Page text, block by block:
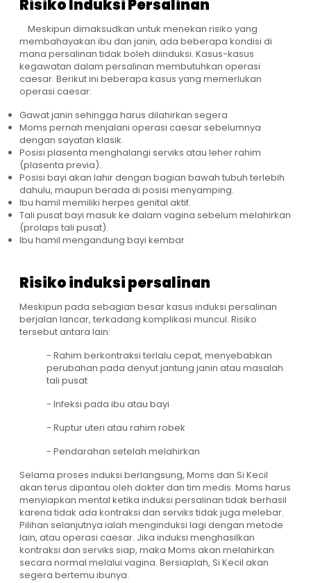
Risiko Induksi Persalinan
Meskipun dimaksudkan untuk menekan risiko yang
membahayakan ibu dan janin, ada beberapa kondisi di
mana persalinan tidak boleh diinduksi. Kasus-kasus
kegawatan dalam persalinan membutuhkan operasi
caesar. Berikut ini beberapa kasus yang memerlukan
operasi caesar:
Gawat janin sehingga harus dilahirkan segera
Moms pernah menjalani operasi caesar sebelumnya
dengan sayatan klasik.
Posisi plasenta menghalangi serviks atau leher rahim
(plasenta previa).
Posisi bayi akan lahir dengan bagian bawah tubuh terlebih
dahulu, maupun berada di posisi menyamping.
Ibu hamil memiliki herpes genital aktif.
Tali pusat bayi masuk ke dalam vagina sebelum melahirkan
(prolaps tali pusat).
Ibu hamil mengandung bayi kembar
Risiko induksi persalinan
Meskipun pada sebagian besar kasus induksi persalinan
berjalan lancar, terkadang komplikasi muncul. Risiko
tersebut antara lain:
- Rahim berkontraksi terlalu cepat, menyebabkan
perubahan pada denyut jantung janin atau masalah
tali pusat
- Infeksi pada ibu atau bayi
- Ruptur uteri atau rahim robek
- Pendarahan setelah melahirkan
Selama proses induksi berlangsung, Moms dan Si Kecil
akan terus dipantau oleh dokter dan tim medis. Moms harus
menyiapkan mental ketika induksi persalinan tidak berhasil
karena tidak ada kontraksi dan serviks tidak juga melebar.
Pilihan selanjutnya ialah menginduksi lagi dengan metode
lain, atau operasi caesar. Jika induksi menghasilkan
kontraksi dan serviks siap, maka Moms akan melahirkan
secara normal melalui vagina. Bersiaplah, Si Kecil akan
segera bertemu ibunya.